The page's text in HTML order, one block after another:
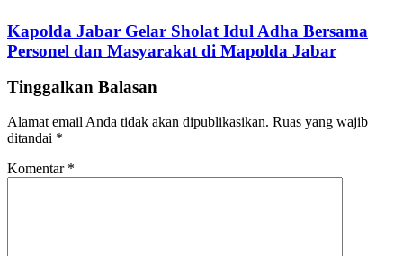
Kapolda Jabar Gelar Sholat Idul Adha Bersama
Personel dan Masyarakat di Mapolda Jabar
Tinggalkan Balasan
Alamat email Anda tidak akan dipublikasikan. Ruas yang wajib
ditandai *
Komentar *